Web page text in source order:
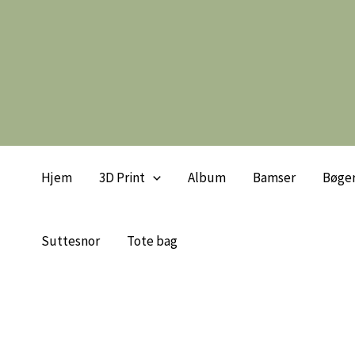
Hjem 3D Print Album Bamser
Suttesnor Tote bag